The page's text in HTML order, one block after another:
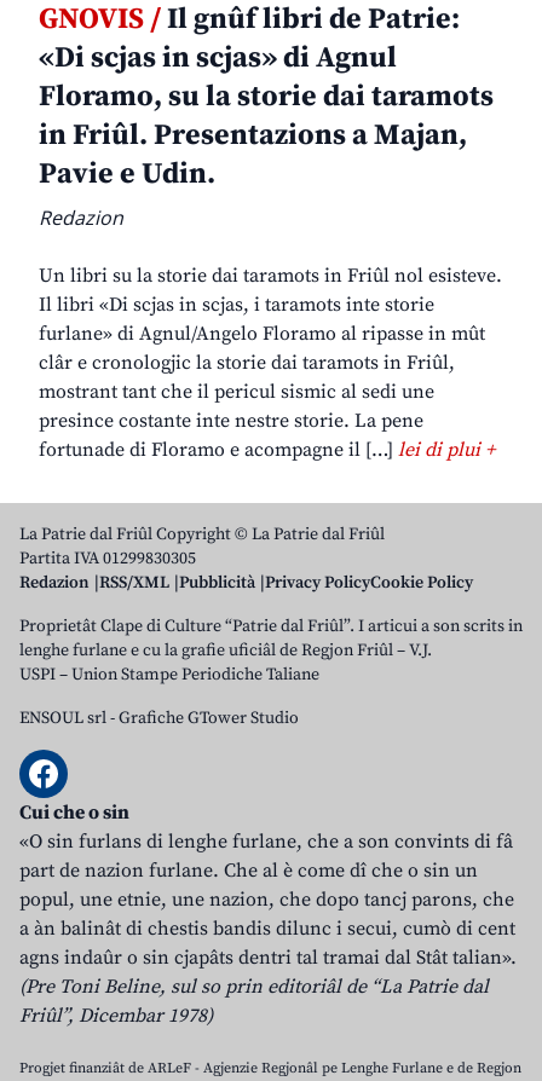
GNOVIS /Il gnûf libri de Patrie:
«Di scjas in scjas» di Agnul
Floramo, su la storie dai taramots
in Friûl. Presentazions a Majan,
Pavie e Udin.
Redazion
Un libri su la storie dai taramots in Friûl nol esisteve.
Il libri «Di scjas in scjas, i taramots inte storie
furlane» di Agnul/Angelo Floramo al ripasse in mût
clâr e cronologjic la storie dai taramots in Friûl,
mostrant tant che il pericul sismic al sedi une
presince costante inte nestre storie. La pene
fortunade di Floramo e acompagne il […] lei di plui +
La Patrie dal Friûl Copyright © La Patrie dal Friûl
Partita IVA 01299830305
Redazion RSS/XML Pubblicità Privacy PolicyCookie Policy
Proprietât Clape di Culture “Patrie dal Friûl”. I articui a son scrits in
lenghe furlane e cu la grafie uficiâl de Regjon Friûl – V.J.
USPI – Union Stampe Periodiche Taliane
ENSOUL srl-Grafiche GTower Studio
Cui che o sin
«O sin furlans di lenghe furlane, che a son convints di fâ
part de nazion furlane. Che al è come dî che o sin un
popul, une etnie, une nazion, che dopo tancj parons, che
a àn balinât di chestis bandis dilunc i secui, cumò di cent
agns indaûr o sin cjapâts dentri tal tramai dal Stât talian».
(Pre Toni Beline, sul so prin editoriâl de “La Patrie dal
Friûl”, Dicembar 1978)
Progjet finanziât de ARLeF - Agjenzie Regjonâl pe Lenghe Furlane e de Regjon